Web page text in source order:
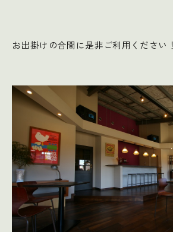
お出掛けの合間に是非ご利用ください！